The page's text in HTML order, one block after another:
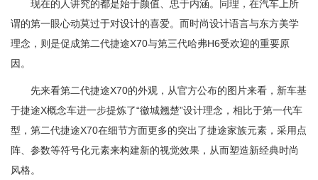
现在的人讲究的都是始于颜值、忠于内涵。同理，在汽车上所
谓的第一眼心动莫过于对设计的喜爱。而时尚设计语言与东方美学
理念，则是促成第二代捷途X70与第三代哈弗H6受欢迎的重要原
因。
先来看第二代捷途X70的外观，从官方公布的图片来看，新车基
于捷途X概念车进一步提炼了“徽城翘楚”设计理念，相比于第一代车
型，第二代捷途X70在细节方面更多的突出了捷途家族元素，采用点
阵、参数等符号化元素来构建新的视觉效果，从而塑造新经典时尚
风格。